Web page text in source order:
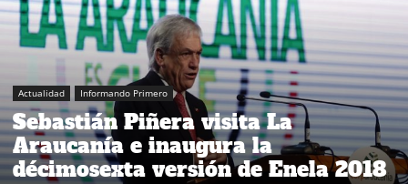
Actualidad Informando Primero
Sebastián Piñera visita La
Araucanía e inaugura la
décimosexta versión de Enela 2018